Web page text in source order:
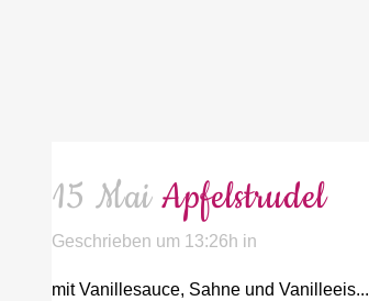
15 Mai Apfelstrudel
Geschrieben um 13:26h in
mit Vanillesauce, Sahne und Vanilleeis...